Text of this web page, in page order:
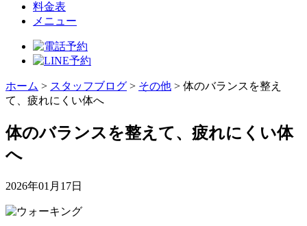
料金表
メニュー
ホーム > スタッフブログ > その他 > 体のバランスを整え
て、疲れにくい体へ
体のバランスを整えて、疲れにくい体
へ
2026年01月17日